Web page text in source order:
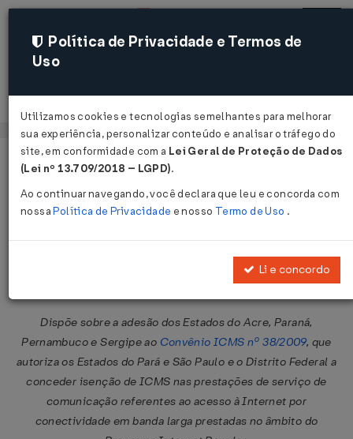
Acessar
Página Inicial Legislações
Convênio ICMS nº 11 de
Dispõe sobre a adesão dos Estados do Acre, Paraná,
Pernambuco e Sergipe ao Convênio ICMS nº 38/2009, que
autoriza os Estados do Pará e São Paulo e o Distrito Federal a
conceder isenção de ICMS nas prestações de serviço de
comunicação referentes ao acesso à Internet por
conectividade em banda larga prestadas no âmbito do
Política de Privacidade e Termos de
Uso
Utilizamos cookies e tecnologias semelhantes para melhorar
sua experiência, personalizar conteúdo e analisar o tráfego do
site, em conformidade com a Lei Geral de Proteção de Dados
(Lei nº 13.709/2018 – LGPD).
Ao continuar navegando, você declara que leu e concorda com
nossaPolítica de Privacidade e nosso Termo de Uso .
Li e concordo